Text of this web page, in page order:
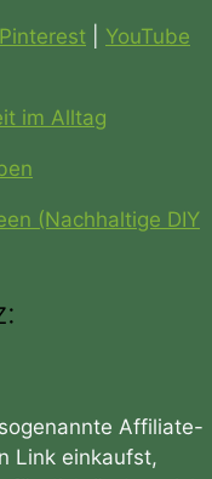
Pinterest
YouTube
im Alltag
(Nachhaltige DIY
Affiliate-
Link einkaufst,